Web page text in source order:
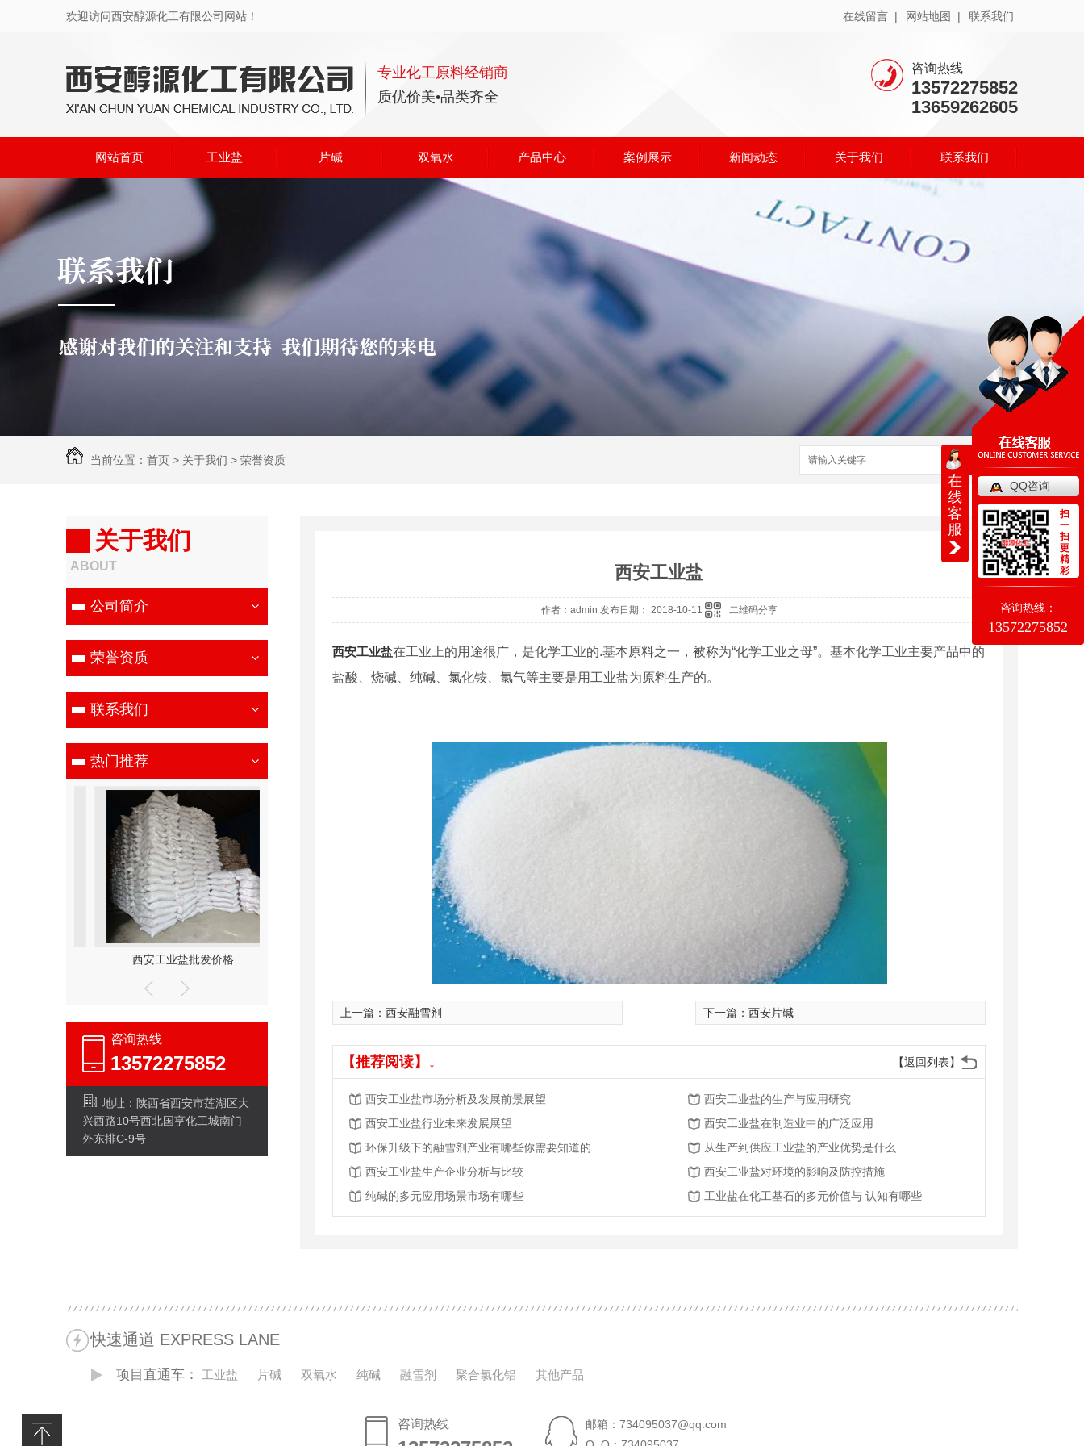
欢迎访问西安醇源化工有限公司网站！ 在线留言 | 网站地图 | 联系我们
专业化工原料经销商
质优价美•品类齐全
咨询热线
13572275852
13659262605
网站首页 工业盐 片碱 双氧水 产品中心 案例展示 新闻动态 关于我们 联系我们
当前位置： 首页 > 关于我们 > 荣誉资质 搜索
关于我们
ABOUT
公司简介
荣誉资质
联系我们
热门推荐
西安工业盐批发价格
咨询热线
13572275852
地址：陕西省西安市莲湖区大
兴西路10号西北国亨化工城南门
外东排C-9号
西安工业盐
作者：admin 发布日期： 2018-10-11 二维码分享
西安工业盐在工业上的用途很广，是化学工业的.基本原料之一，被称为“化学工业之母”。基本化学工业主要产品中的
盐酸、烧碱、纯碱、氯化铵、氯气等主要是用工业盐为原料生产的。
上一篇： 西安融雪剂 下一篇： 西安片碱
【返回列表】
【推荐阅读】↓
西安工业盐市场分析及发展前景展望
西安工业盐的生产与应用研究
西安工业盐行业未来发展展望
西安工业盐在制造业中的广泛应用
环保升级下的融雪剂产业有哪些你需要知道的
从生产到供应工业盐的产业优势是什么
西安工业盐生产企业分析与比较
西安工业盐对环境的影响及防控措施
纯碱的多元应用场景市场有哪些
工业盐在化工基石的多元价值与 认知有哪些
快速通道 EXPRESS LANE
项目直通车： 工业盐 片碱 双氧水 纯碱 融雪剂 聚合氯化铝 其他产品
咨询热线
邮箱：734095037@qq.com
在
线
客
服
QQ咨询
扫
一
扫
更
精
彩
咨询热线：
13572275852